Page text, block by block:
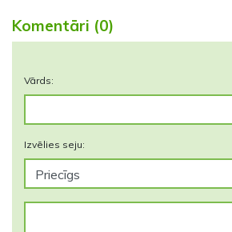
Komentāri (0)
Vārds:
Izvēlies seju: